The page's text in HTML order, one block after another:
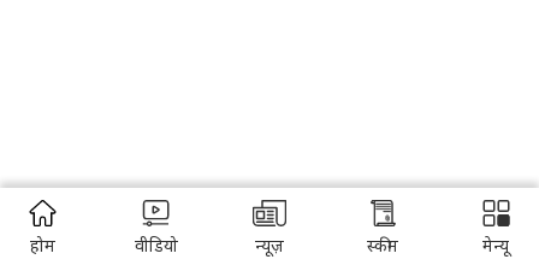
होम वीडियो न्यूज़ स्कीम मेन्यू